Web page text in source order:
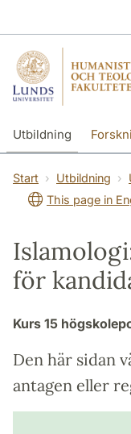
Utbildning
Start Utbildning
This page in
för
Kurs 15
Den här sidan
antagen eller